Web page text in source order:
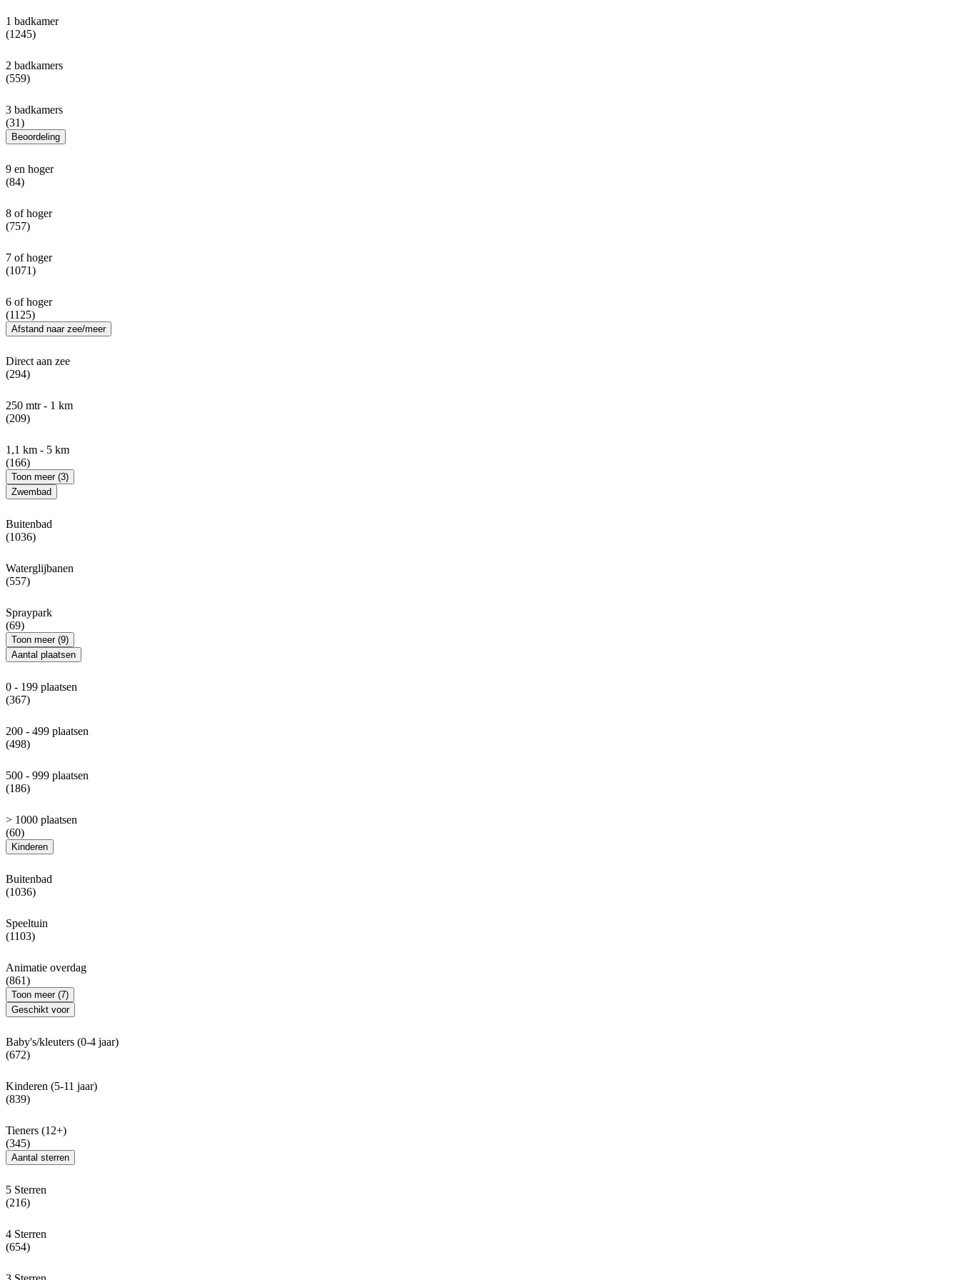
1 badkamer
(1245)
2 badkamers
(559)
3 badkamers
(31)
Beoordeling
9 en hoger
(84)
8 of hoger
(757)
7 of hoger
(1071)
6 of hoger
(1125)
Afstand naar zee/meer
Direct aan zee
(294)
250 mtr - 1 km
(209)
1,1 km - 5 km
(166)
Toon meer (3)
Zwembad
Buitenbad
(1036)
Waterglijbanen
(557)
Spraypark
(69)
Toon meer (9)
Aantal plaatsen
0 - 199 plaatsen
(367)
200 - 499 plaatsen
(498)
500 - 999 plaatsen
(186)
> 1000 plaatsen
(60)
Kinderen
Buitenbad
(1036)
Speeltuin
(1103)
Animatie overdag
(861)
Toon meer (7)
Geschikt voor
Baby's/kleuters (0-4 jaar)
(672)
Kinderen (5-11 jaar)
(839)
Tieners (12+)
(345)
Aantal sterren
5 Sterren
(216)
4 Sterren
(654)